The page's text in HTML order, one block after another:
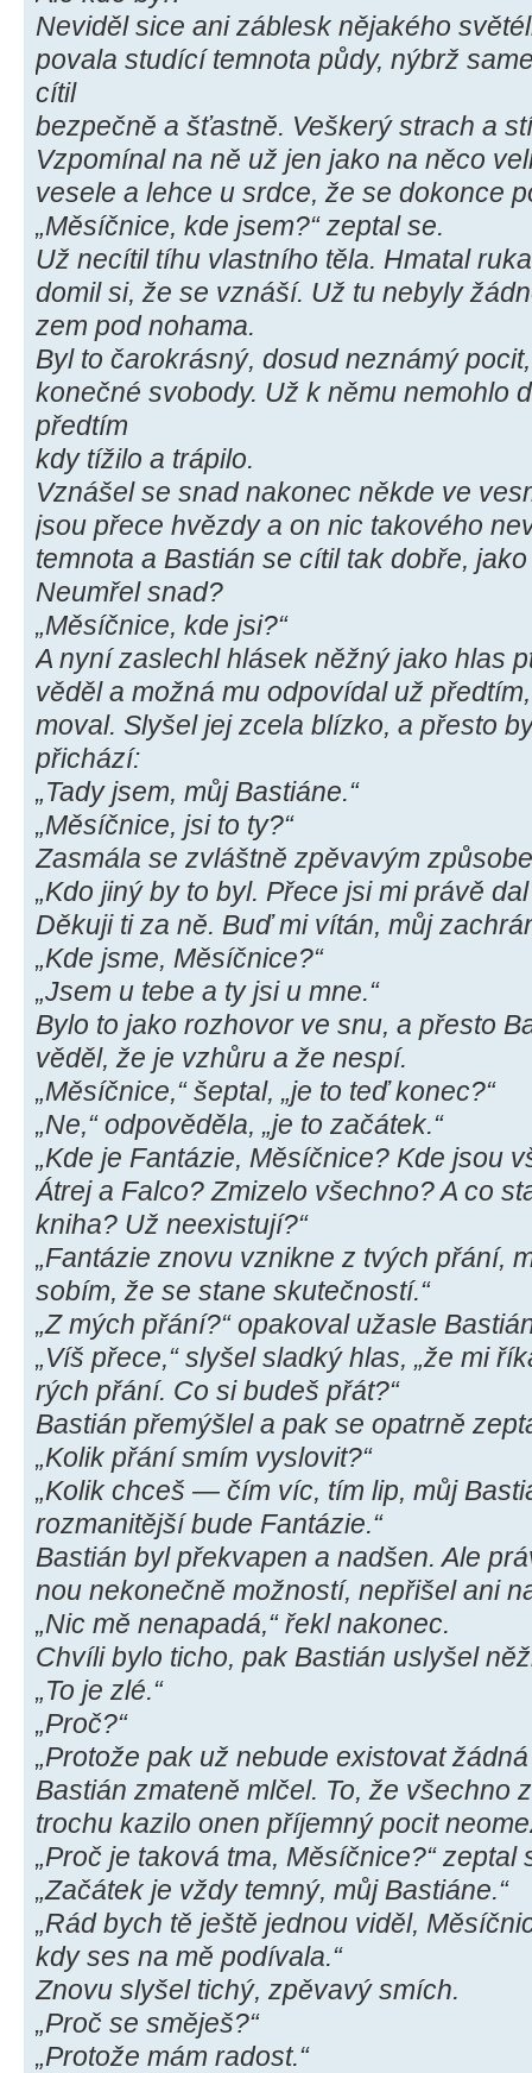
Neviděl sice ani záblesk nějakého
povala studící temnota půdy, nýbrž
cítil
bezpečně a šťastně. Veškerý strach a
Vzpomínal na ně už jen jako na něco
vesele a lehce u srdce, že se dokonce
„Měsíčnice, kde jsem?“ zeptal se.
Už necítil tíhu vlastního těla. Hmatal
domil si, že se vznáší. Už tu nebyly
zem pod nohama.
Byl to čarokrásný, dosud neznámý
konečné svobody. Už k němu nemohlo
předtím
kdy tížilo a trápilo.
Vznášel se snad nakonec někde ve
jsou přece hvězdy a on nic takového
temnota a Bastián se cítil tak dobře,
Neumřel snad?
„Měsíčnice, kde jsi?“
A nyní zaslechl hlásek něžný jako hlas
věděl a možná mu odpovídal už
moval. Slyšel jej zcela blízko, a přesto
přichází:
„Tady jsem, můj Bastiáne.“
„Měsíčnice, jsi to ty?“
Zasmála se zvláštně zpěvavým
„Kdo jiný by to byl. Přece jsi mi právě
Děkuji ti za ně. Buď mi vítán, můj
„Kde jsme, Měsíčnice?“
„Jsem u tebe a ty jsi u mne.“
Bylo to jako rozhovor ve snu, a přesto
věděl, že je vzhůru a že nespí.
„Měsíčnice,“ šeptal, „je to teď konec?“
„Ne,“ odpověděla, „je to začátek.“
„Kde je Fantázie, Měsíčnice? Kde jsou
Átrej a Falco? Zmizelo všechno? A co
kniha? Už neexistují?“
„Fantázie znovu vznikne z tvých přání,
sobím, že se stane skutečností.“
„Z mých přání?“ opakoval užasle
„Víš přece,“ slyšel sladký hlas, „že mi
rých přání. Co si budeš přát?“
Bastián přemýšlel a pak se opatrně
„Kolik přání smím vyslovit?“
„Kolik chceš — čím víc, tím lip, můj
rozmanitější bude Fantázie.“
Bastián byl překvapen a nadšen. Ale
nou nekonečně možností, nepřišel ani
„Nic mě nenapadá,“ řekl nakonec.
Chvíli bylo ticho, pak Bastián uslyšel
„To je zlé.“
„Proč?“
„Protože pak už nebude existovat
Bastián zmateně mlčel. To, že všechno
trochu kazilo onen příjemný pocit
„Proč je taková tma, Měsíčnice?“ zeptal
„Začátek je vždy temný, můj Bastiáne.“
„Rád bych tě ještě jednou viděl,
kdy ses na mě podívala.“
Znovu slyšel tichý, zpěvavý smích.
„Proč se směješ?“
„Protože mám radost.“